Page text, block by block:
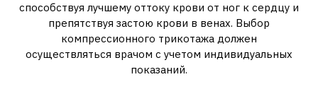
способствуя лучшему оттоку крови от ног к сердцу и
препятствуя застою крови в венах. Выбор
компрессионного трикотажа должен
осуществляться врачом с учетом индивидуальных
показаний.